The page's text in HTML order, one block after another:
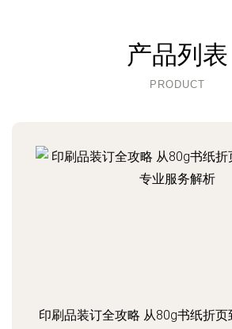
产品列表
PRODUCT
印刷品装订全攻略 从80g书纸折